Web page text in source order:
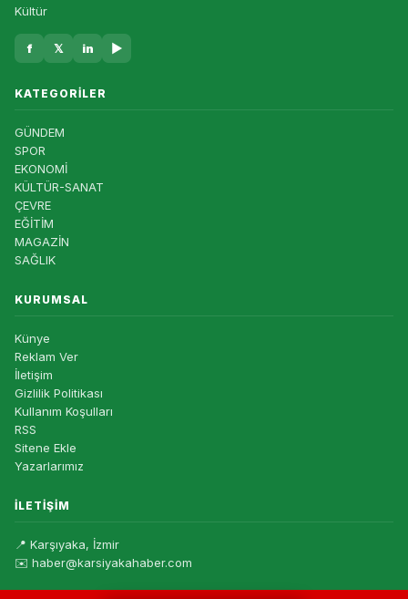
Kültür
f 𝕏 in ▶
KATEGORILER
GÜNDEM
SPOR
EKONOMİ
KÜLTÜR-SANAT
ÇEVRE
EĞİTİM
MAGAZİN
SAĞLIK
KURUMSAL
Künye
Reklam Ver
İletişim
Gizlilik Politikası
Kullanım Koşulları
RSS
Sitene Ekle
Yazarlarımız
İLETIŞIM
📍 Karşıyaka, İzmir
✉️ haber@karsiyakahaber.com